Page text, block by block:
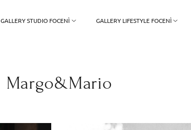
GALLERY STUDIO FOCENÌ GALLERY LIFESTYLE FOCENÌ
Margo&Mario